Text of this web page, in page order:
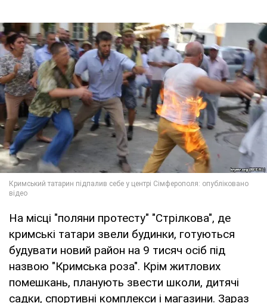
На місці "поляни протесту" "Стрілкова", де
кримські татари звели будинки, готуються
будувати новий район на 9 тисяч осіб під
назвою "Кримська роза". Крім житлових
помешкань, планують звести школи, дитячі
садки, спортивні комплекси і магазини. Зараз